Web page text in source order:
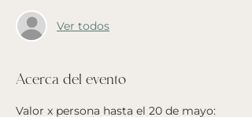
Ver todos
Acerca del evento
Valor x persona hasta el 20 de mayo: